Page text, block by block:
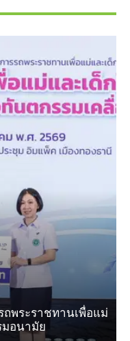
ถพระราชทานเพื่อแม่
มอนามัย